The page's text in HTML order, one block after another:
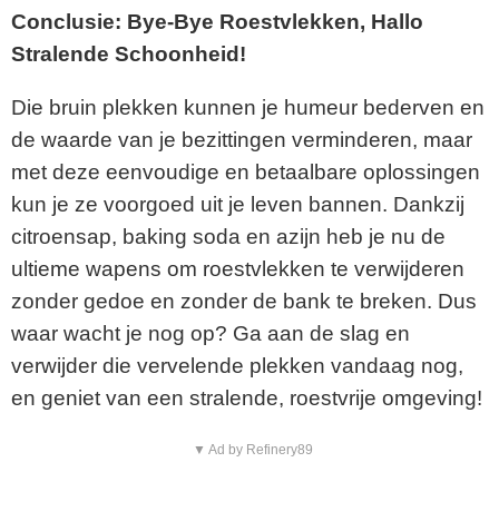
Conclusie: Bye-Bye Roestvlekken, Hallo
Stralende Schoonheid!
Die bruin plekken kunnen je humeur bederven en
de waarde van je bezittingen verminderen, maar
met deze eenvoudige en betaalbare oplossingen
kun je ze voorgoed uit je leven bannen. Dankzij
citroensap, baking soda en azijn heb je nu de
ultieme wapens om roestvlekken te verwijderen
zonder gedoe en zonder de bank te breken. Dus
waar wacht je nog op? Ga aan de slag en
verwijder die vervelende plekken vandaag nog,
en geniet van een stralende, roestvrije omgeving!
▼ Ad by Refinery89